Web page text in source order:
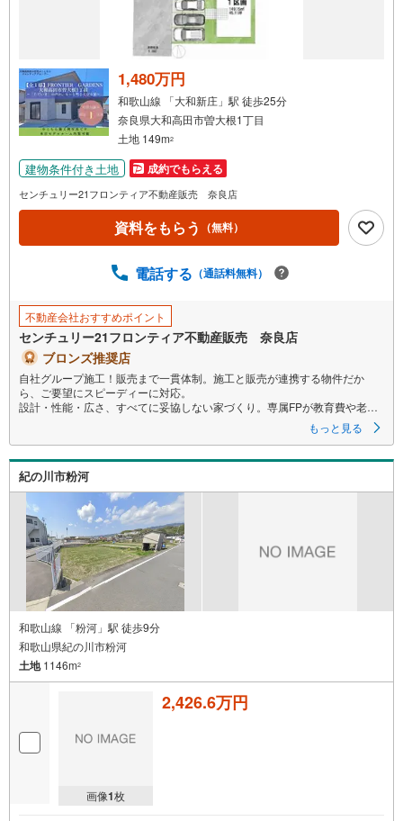
る
・
条
件
マ
イ
ペ
ジ
存
す
1,480万円
和歌山線 「大和新庄」駅 徒歩25分
奈良県大和高田市曽大根1丁目
土地 149m2
建物条件付き土地 成約でもらえる
センチュリー21フロンティア不動産販売 奈良店
資料をもらう （無料）
電話する （通話料無料）
不動産会社おすすめポイント
センチュリー21フロンティア不動産販売 奈良店
ブロンズ推奨店
自社グループ施工！販売まで一貫体制。施工と販売が連携する物件だか
ら、ご要望にスピーディーに対応。
設計・性能・広さ、すべてに妥協しない家づくり。専属FPが教育費や老後
～自社ブランド物件:建売価格で「理想」を諦めない住まい～
■なぜ建売価格で「理想」が叶うのか？
施工から販売までグループ内で完結させることで中間コストを徹底カッ
ト。その分を「広さ」と「性能」に還元しました
■「お金の理想」も諦めない。専属FPによる無料相談
・家計の「見える化」で安心を
教育費や老後資金など将来の出費を数値化。一生涯の家計シミュレーショ
ンを作成します。
・プロならではのアドバイス
「最適な銀行は？」「今の年収で大丈夫？」といった疑問から住宅ローン
の最大活用まで、家計を守る具体的なプランをご提案
「自分らしい家」と「安心できる将来」
どちらもフロンティアで叶えませんか？
当日の現地見学・FP相談も受付中です
もっと見る
紀の川市粉河
和歌山線 「粉河」駅 徒歩9分
和歌山県紀の川市粉河
土地1146m2
画像1枚
2,426.6万円